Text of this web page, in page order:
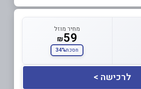
מחיר מוזל
₪59
חסכת34%
לרכישה >